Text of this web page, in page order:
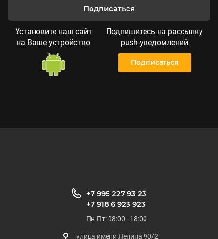
Подписаться
Установите наш сайт
на Ваше устройство
Подпишитесь на рассылку
push-уведомлений
Подписаться
+7 995 227 93 23
+7 918 6 923 923
Пн-Пт: 08:00 - 18:00
улица имени Ленина 90/2